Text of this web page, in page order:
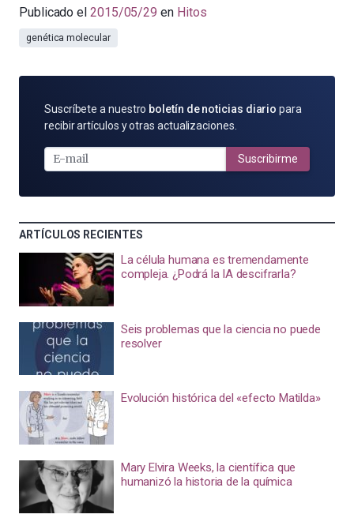
Publicado el 2015/05/29 en Hitos
genética molecular
SUSCRÍBETE
POR
MAIL
Suscríbete a nuestro boletín de noticias diario para
recibir artículos y otras actualizaciones.
Suscribirme
ARTÍCULOS RECIENTES
La célula humana es tremendamente
compleja. ¿Podrá la IA descifrarla?
Seis problemas que la ciencia no puede
resolver
Evolución histórica del «efecto Matilda»
Mary Elvira Weeks, la científica que
humanizó la historia de la química